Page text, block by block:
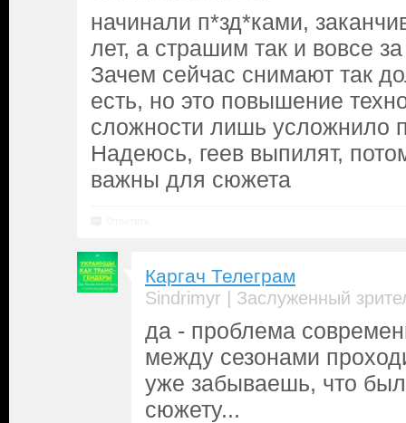
начинали п*зд*ками,
лет, а страшим так и вовсе
Зачем сейчас снимают так
есть, но это повышение
сложности лишь усложнило
Надеюсь, геев выпилят,
важны для сюжета
Каргач Телеграм
Sindrimyr | Заслуженный
да - проблема
между сезонами
уже забываешь, что
сюжету...